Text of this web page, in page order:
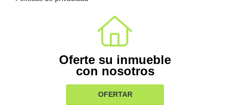
Oferte su inmueble
con nosotros
OFERTAR